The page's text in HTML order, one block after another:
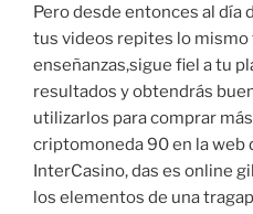
Pero desde entonces al día
tus videos repites lo
enseñanzas,sigue fiel a tu
resultados y obtendrás
utilizarlos para comprar
criptomoneda 90 en la web
InterCasino, das es online
los elementos de una